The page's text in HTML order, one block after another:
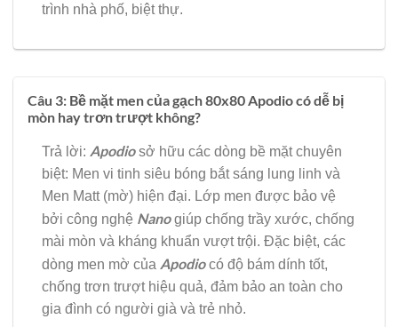
trình nhà phố, biệt thự.
Câu 3: Bề mặt men của gạch 80x80 Apodio có dễ bị
mòn hay trơn trượt không?
Trả lời: Apodiosở hữu các dòng bề mặt chuyên
biệt: Men vi tinh siêu bóng bắt sáng lung linh và
Men Matt (mờ) hiện đại. Lớp men được bảo vệ
bởi công nghệ Nanogiúp chống trầy xước, chống
mài mòn và kháng khuẩn vượt trội. Đặc biệt, các
dòng men mờ của Apodiocó độ bám dính tốt,
chống trơn trượt hiệu quả, đảm bảo an toàn cho
gia đình có người già và trẻ nhỏ.